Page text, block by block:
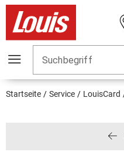
Suchbegriff
Startseite Service LouisCard